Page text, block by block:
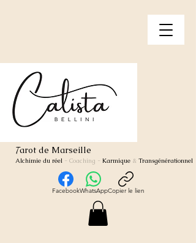
Tarot de Marseille
Alchimie du réel - Coaching - Karmique & Transgénérationnel
FacebookWhatsAppCopier le lien